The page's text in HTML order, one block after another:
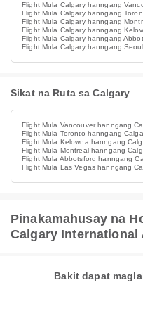
Flight Mula Calgary hanngang
Flight Mula Calgary hanngang
Flight Mula Calgary hanngang
Flight Mula Calgary hanngang
Flight Mula Calgary hanngang
Flight Mula Calgary hanngang Seoul
Sikat na Ruta sa Calgary
Flight Mula Vancouver hanngang
Flight Mula Toronto hanngang
Flight Mula Kelowna hanngang
Flight Mula Montreal hanngang
Flight Mula Abbotsford hanngang
Flight Mula Las Vegas hanngang
Pinakamahusay na
Calgary International
Bakit dapat